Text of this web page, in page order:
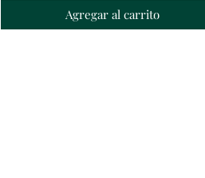
Agregar al carrito